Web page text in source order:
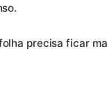
precisa ficar